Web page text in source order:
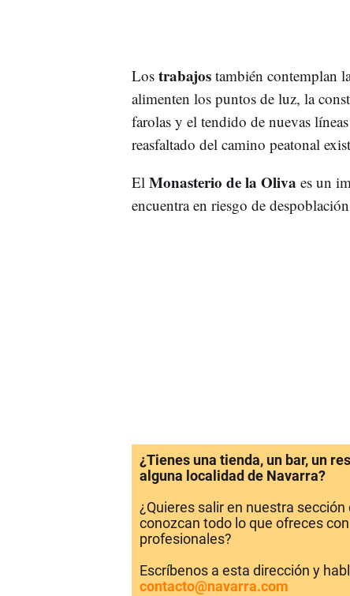
Los trabajos también contemplan
alimenten los puntos de luz, la
farolas y el tendido de nuevas
reasfaltado del camino peatonal
El Monasterio de la Oliva es un
encuentra en riesgo de
¿Tienes una tienda, un bar, un
alguna localidad de Navarra?
¿Quieres salir en nuestra sección
conozcan todo lo que ofreces
profesionales?
Escríbenos a esta dirección y
contacto@navarra.com